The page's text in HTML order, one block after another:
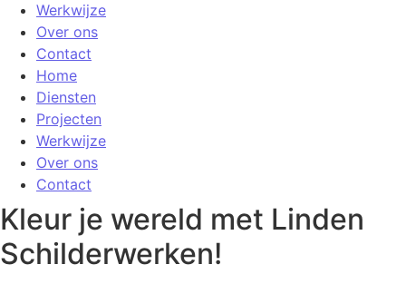
Werkwijze
Over ons
Contact
Home
Diensten
Projecten
Werkwijze
Over ons
Contact
Kleur je wereld met Linden
Schilderwerken!